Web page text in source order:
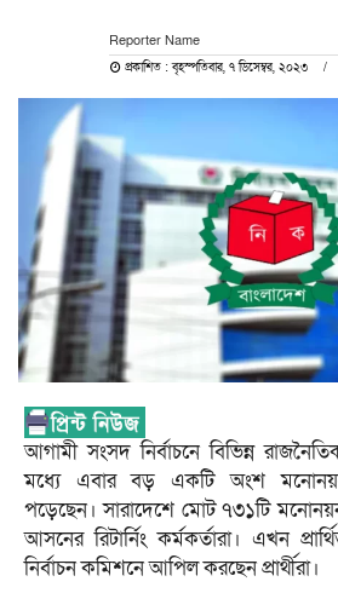
Reporter Name
প্রকাশিত : বৃহস্পতিবার, ৭ ডিসেম্বর, ২০২৩
আগামী সংসদ নির্বাচনে বিভিন্ন
মধ্যে এবার বড় একটি অংশ মনোনয়ন
পড়েছেন। সারাদেশে মোট ৭৩১টি মনোনয়ন
আসনের রিটার্নিং কর্মকর্তারা। এখন
নির্বাচন কমিশনে আপিল করছেন প্রার্থীরা।